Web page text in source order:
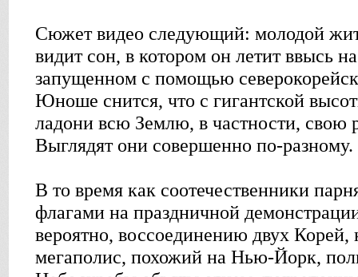
Сюжет видео следующий: молодой
видит сон, в котором он летит ввысь
запущенном с помощью
Юноше снится, что с гигантской
ладони всю Землю, в частности,
Выглядят они совершенно по-разному.
В то время как соотечественники
флагами на праздничной
вероятно, воссоединению двух
мегаполис, похожий на Нью-Йорк,